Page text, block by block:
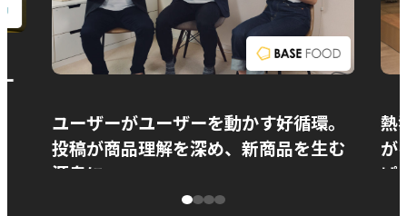
ユーザーがユーザーを動かす好循環。
投稿が商品理解を深め、新商品を生む
源泉に
熱
が
ぱ